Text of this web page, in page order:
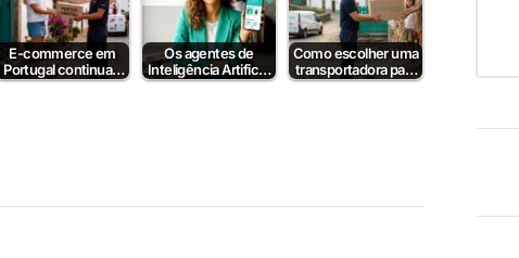
E-commerce em
Portugal continua a
crescer em 2026
Os agentes de
Inteligência Artificial
já compram por nós
Como escolher uma
transportadora para
e-commerce: Guia